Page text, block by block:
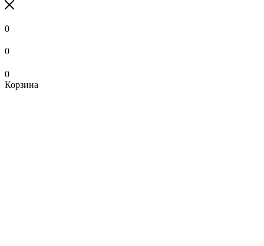
0
0
0
Корзина